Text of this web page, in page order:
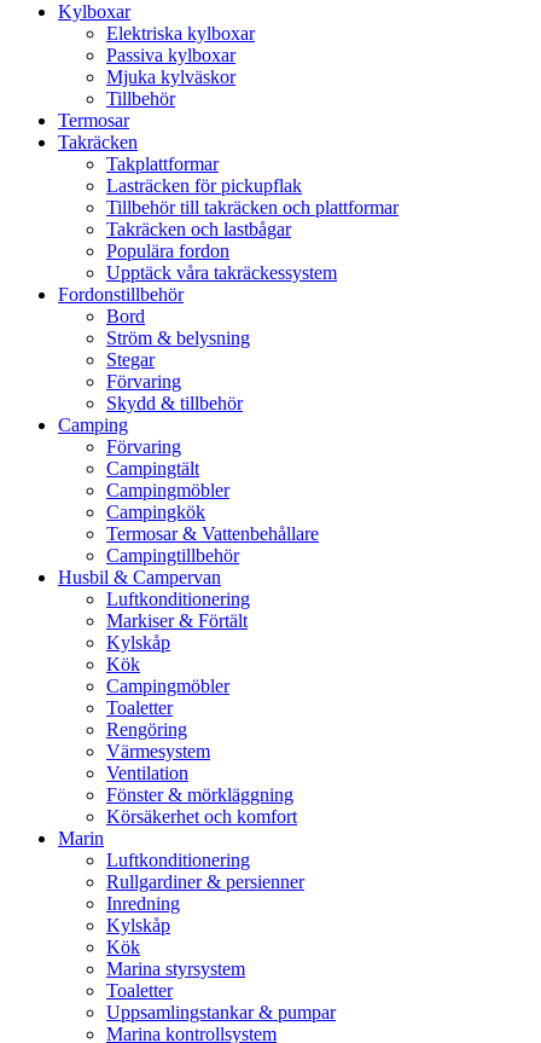
Kylboxar
Elektriska kylboxar
Passiva kylboxar
Mjuka kylväskor
Tillbehör
Termosar
Takräcken
Takplattformar
Lasträcken för pickupflak
Tillbehör till takräcken och plattformar
Takräcken och lastbågar
Populära fordon
Upptäck våra takräckessystem
Fordonstillbehör
Bord
Ström & belysning
Stegar
Förvaring
Skydd & tillbehör
Camping
Förvaring
Campingtält
Campingmöbler
Campingkök
Termosar & Vattenbehållare
Campingtillbehör
Husbil & Campervan
Luftkonditionering
Markiser & Förtält
Kylskåp
Kök
Campingmöbler
Toaletter
Rengöring
Värmesystem
Ventilation
Fönster & mörkläggning
Körsäkerhet och komfort
Marin
Luftkonditionering
Rullgardiner & persienner
Inredning
Kylskåp
Kök
Marina styrsystem
Toaletter
Uppsamlingstankar & pumpar
Marina kontrollsystem